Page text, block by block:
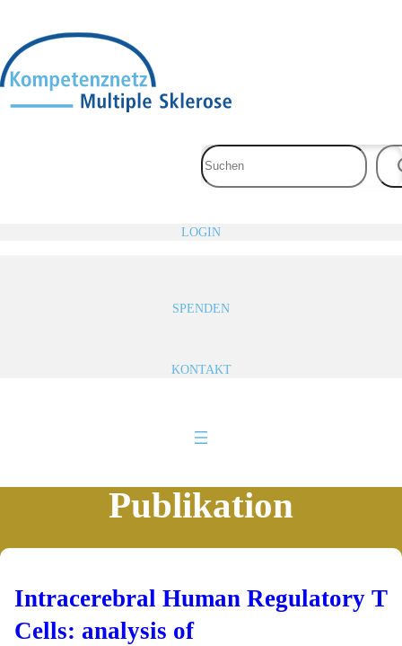
springen
LOGIN
SPENDEN
KONTAKT
Publikation
Intracerebral Human Regulatory T
Cells: analysis of